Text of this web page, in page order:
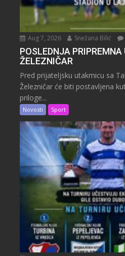
Aug 7, 2026 Snežana Bilić
POSLEDNJA
ŽELEZNIČAR
Pred prijateljsku utakmicu sa
Železničar će biti postavljena
priloge...
Novosti Sport